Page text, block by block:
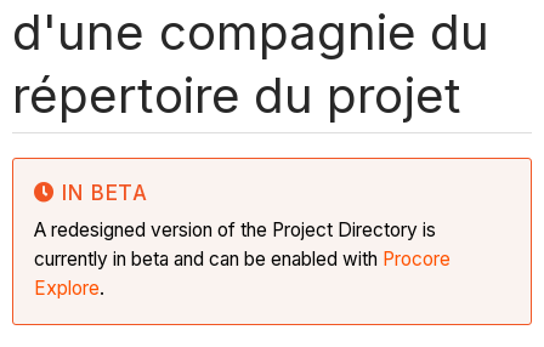
d'une compagnie du
répertoire du projet
IN BETA
A redesigned version of the Project Directory is
currently in beta and can be enabled with Procore
Explore.